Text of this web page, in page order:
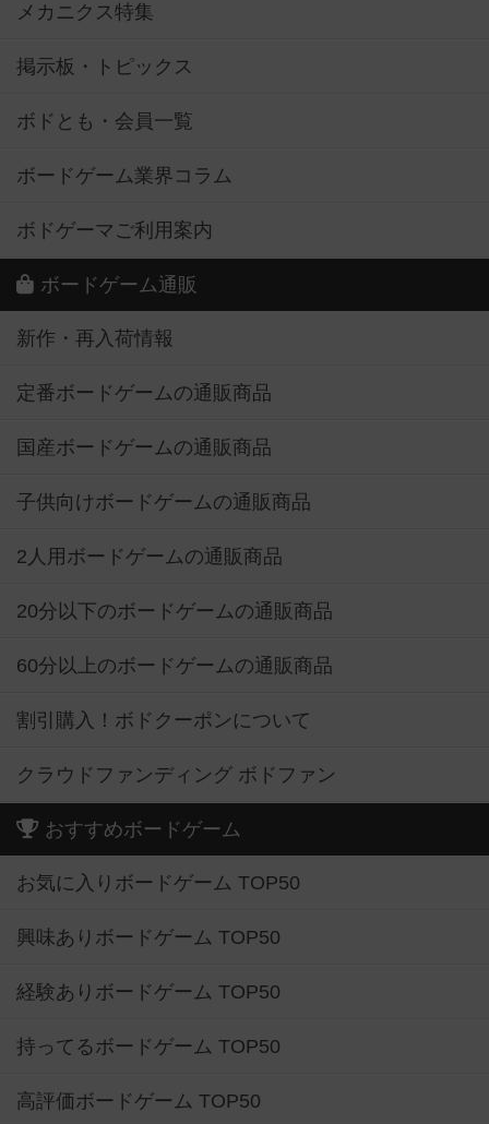
メカニクス特集
掲示板・トピックス
ボドとも・会員一覧
ボードゲーム業界コラム
ボドゲーマご利用案内
ボードゲーム通販
新作・再入荷情報
定番ボードゲームの通販商品
国産ボードゲームの通販商品
子供向けボードゲームの通販商品
2人用ボードゲームの通販商品
20分以下のボードゲームの通販商品
60分以上のボードゲームの通販商品
割引購入！ボドクーポンについて
クラウドファンディング ボドファン
おすすめボードゲーム
お気に入りボードゲーム TOP50
興味ありボードゲーム TOP50
経験ありボードゲーム TOP50
持ってるボードゲーム TOP50
高評価ボードゲーム TOP50